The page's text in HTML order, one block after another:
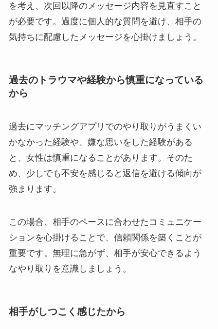
を考え、次回以降のメッセージ内容を見直すこと
が必要です。過度に個人的な質問を避け、相手の
気持ちに配慮したメッセージを心掛けましょう。
過去のトラウマや経験から慎重になっている
から
過去にマッチングアプリでのやり取りがうまくい
かなかった経験や、嫌な思いをした経験がある
と、女性は慎重になることがあります。そのた
め、少しでも不安を感じると返信を避ける傾向が
強まります。
この場合、相手のペースに合わせたコミュニケー
ションを心掛けることで、信頼関係を築くことが
重要です。無理に急がず、相手が安心できるよう
なやり取りを意識しましょう。
相手がしつこく感じたから